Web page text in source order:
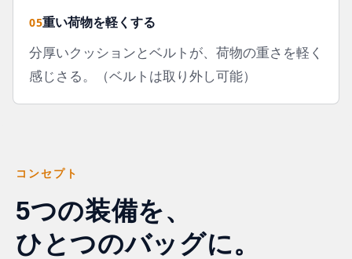
05重い荷物を軽くする
分厚いクッションとベルトが、荷物の重さを軽く
感じさる。（ベルトは取り外し可能）
コンセプト
5つの装備を、
ひとつのバッグに。